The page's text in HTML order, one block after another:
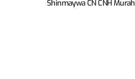
Shinmaywa CN CNH Murah